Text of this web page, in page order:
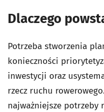
Dlaczego
Potrzeba stworzenia
konieczności
inwestycji oraz
rzecz ruchu
najważniejsze potrzeby